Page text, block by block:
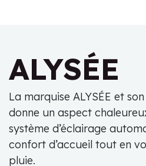
ALYSÉE
La marquise ALYSÉE et
donne un aspect
système d’éclairage
confort d’accueil tout en
pluie.